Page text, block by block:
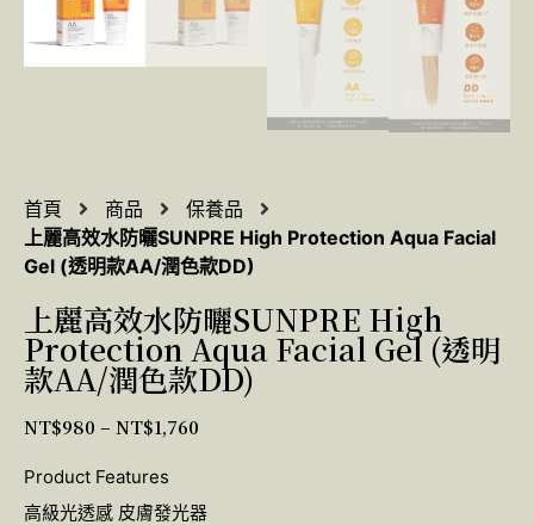
首頁 商品
保養品
上麗高效水防曬SUNPRE High Protection Aqua Facial
Gel (透明款AA/潤色款DD)
上麗高效水防曬SUNPRE High
Protection Aqua Facial Gel (透明
款AA/潤色款DD)
NT$980 – NT$1,760
Product Features
高級光透感 皮膚發光器